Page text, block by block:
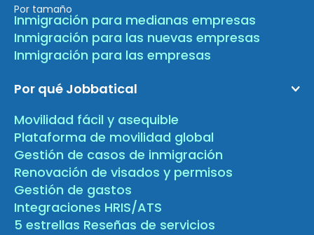
Por tamaño
Inmigración para medianas empresas
Inmigración para las nuevas empresas
Inmigración para las empresas
Por qué Jobbatical
Movilidad fácil y asequible
Plataforma de movilidad global
Gestión de casos de inmigración
Renovación de visados y permisos
Gestión de gastos
Integraciones HRIS/ATS
5 estrellas Reseñas de servicios